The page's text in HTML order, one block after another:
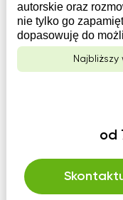
autorskie oraz
nie tylko go
dopasowuję do
Najbliższy
od